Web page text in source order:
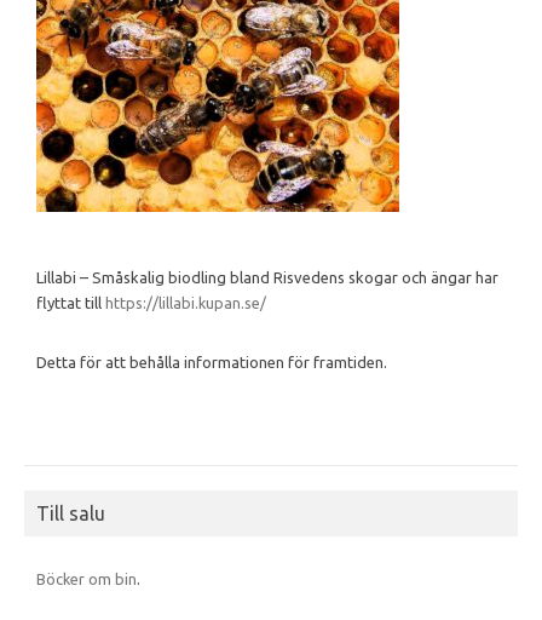
Lillabi – Småskalig biodling bland Risvedens skogar och ängar har
flyttat till https://lillabi.kupan.se/
Detta för att behålla informationen för framtiden.
Till salu
Böcker om bin.